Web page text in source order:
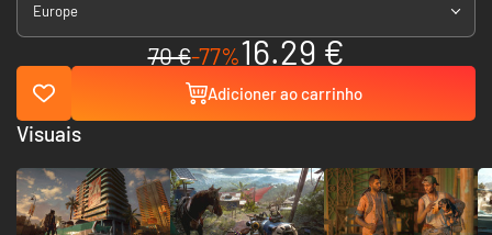
Europe
70 €-77%16.29 €
Adicioner ao carrinho
Visuais